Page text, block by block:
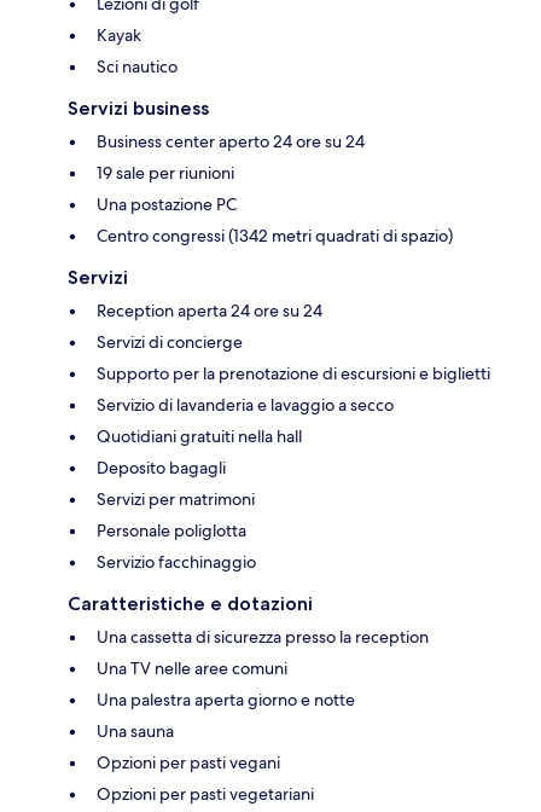
Kayak
Sci nautico
Servizi business
Business center aperto 24 ore su 24
19 sale per riunioni
Una postazione PC
Centro congressi (1342 metri quadrati di spazio)
Servizi
Reception aperta 24 ore su 24
Servizi di concierge
Supporto per la prenotazione di escursioni e biglietti
Servizio di lavanderia e lavaggio a secco
Quotidiani gratuiti nella hall
Deposito bagagli
Servizi per matrimoni
Personale poliglotta
Servizio facchinaggio
Caratteristiche e dotazioni
Una cassetta di sicurezza presso la reception
Una TV nelle aree comuni
Una palestra aperta giorno e notte
Una sauna
Opzioni per pasti vegani
Opzioni per pasti vegetariani